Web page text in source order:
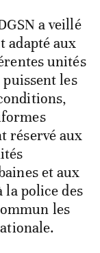
a veillé
adapté aux
unités
puissent les
réservé aux
et aux
la police des
les